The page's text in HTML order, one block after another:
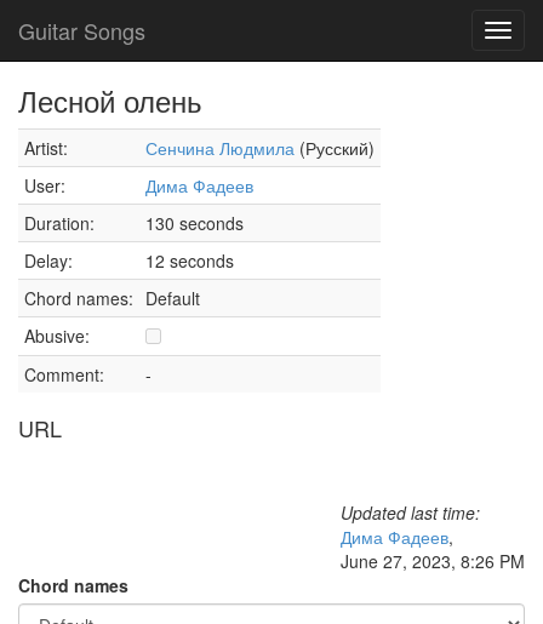
Guitar Songs
Лесной олень
Artist: Сенчина Людмила (Русский)
User:
Дима Фадеев
Duration:
130 seconds
Delay:
12 seconds
Chord names: Default
Abusive:
Comment:
-
URL
Updated last time:
Дима Фадеев,
June 27, 2023, 8:26 PM
Chord names